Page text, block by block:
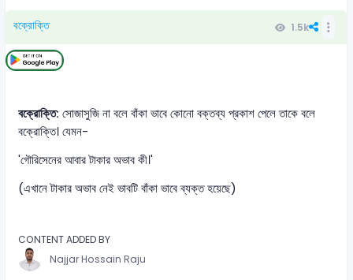
বক্রোক্তি 1.5k
বক্রোক্তি:সোজাসুজি না বলে বাঁকা ভাবে কোনো বক্তব্য প্রকাশ পেলে তাকে বলে
বক্রোক্তি। যেমন-
'গৌরিসেনের আবার টাকার অভাব কী।'
(এখানে টাকার অভাব নেই ভাবটি বাঁকা ভাবে ব্যক্ত হয়েছে)
CONTENT ADDED BY
Najjar Hossain Raju